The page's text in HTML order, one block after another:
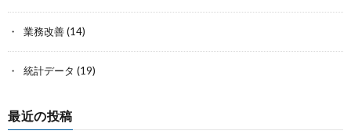
業務改善(14)
統計データ (19)
最近の投稿